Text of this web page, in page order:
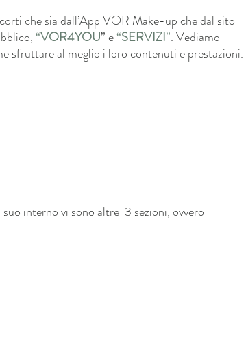
che sia dall’App VOR Make-up che dal sito
“VOR4YOU” e “SERVIZI”. Vediamo
sfruttare al meglio i loro contenuti e prestazioni.
interno vi sono altre  3 sezioni, ovvero